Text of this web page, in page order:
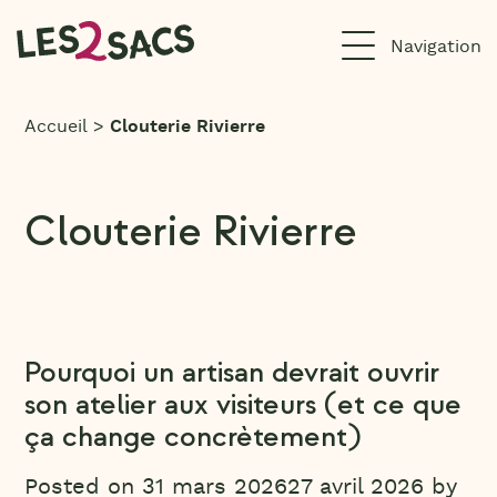
au
contenu
Accueil >Clouterie Rivierre
Clouterie Rivierre
Pourquoi un artisan devrait ouvrir
son atelier aux visiteurs (et ce que
ça change concrètement)
Posted on 31 mars 202627 avril 2026 by